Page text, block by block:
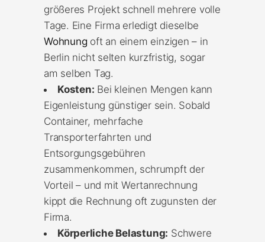
größeres Projekt schnell mehrere volle
Tage. Eine Firma erledigt dieselbe
Wohnung oft an einem einzigen – in
Berlin nicht selten kurzfristig, sogar
am selben Tag.
Kosten: Bei kleinen Mengen kann
Eigenleistung günstiger sein. Sobald
Container, mehrfache
Transporterfahrten und
Entsorgungsgebühren
zusammenkommen, schrumpft der
Vorteil – und mit Wertanrechnung
kippt die Rechnung oft zugunsten der
Firma.
Körperliche Belastung: Schwere